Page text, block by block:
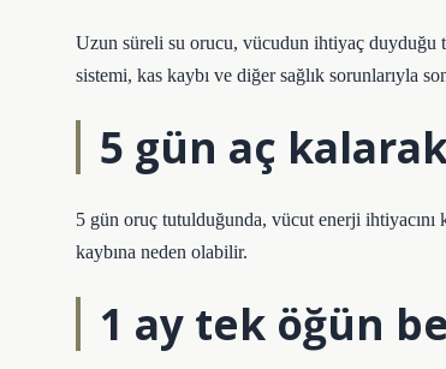
Uzun süreli su orucu, vücudun ihtiyaç duyduğu
sistemi, kas kaybı ve diğer sağlık sorunlarıyla
5 gün aç
5 gün oruç tutulduğunda, vücut enerji
kaybına neden olabilir.
1 ay tek öğün